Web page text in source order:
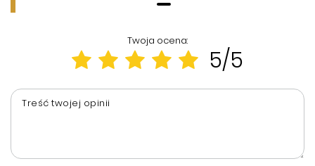
Twoja ocena:
5/5
Treść twojej opinii